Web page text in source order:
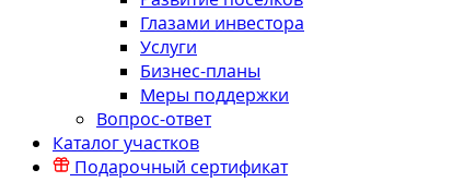
Глазами инвестора
Услуги
Бизнес-планы
Меры поддержки
Вопрос-ответ
Каталог участков
Подарочный сертификат